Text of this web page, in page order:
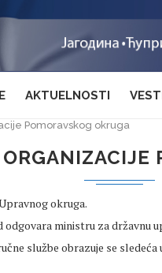
AKTUELNOSTI
Pomoravskog okruga
okruga.
ministru za državnu
službe obrazuje se sledeća